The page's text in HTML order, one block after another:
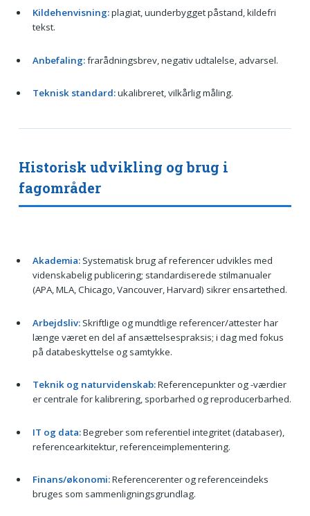
Kildehenvisning:plagiat, uunderbygget påstand, kildefri
tekst.
Anbefaling:frarådningsbrev, negativ udtalelse, advarsel.
Teknisk standard:ukalibreret, vilkårlig måling.
Historisk udvikling og brug i
fagområder
Akademia:Systematisk brug af referencer udvikles med
videnskabelig publicering; standardiserede stilmanualer
(APA, MLA, Chicago, Vancouver, Harvard) sikrer ensartethed.
Arbejdsliv:Skriftlige og mundtlige referencer/attester har
længe været en del af ansættelsespraksis; i dag med fokus
på databeskyttelse og samtykke.
Teknik og naturvidenskab:Referencepunkter og -værdier
er centrale for kalibrering, sporbarhed og reproducerbarhed.
IT og data:Begreber som referentiel integritet (databaser),
referencearkitektur, referenceimplementering.
Finans/økonomi:Referencerenter og referenceindeks
bruges som sammenligningsgrundlag.